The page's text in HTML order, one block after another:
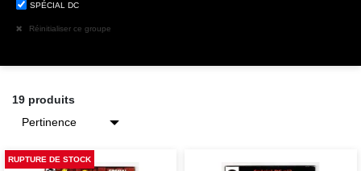
SPÉCIAL DC
Réinitialiser ce groupe
19 produits
RUPTURE DE STOCK